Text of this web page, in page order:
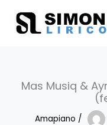
content
Mas Musiq &
Amapiano /